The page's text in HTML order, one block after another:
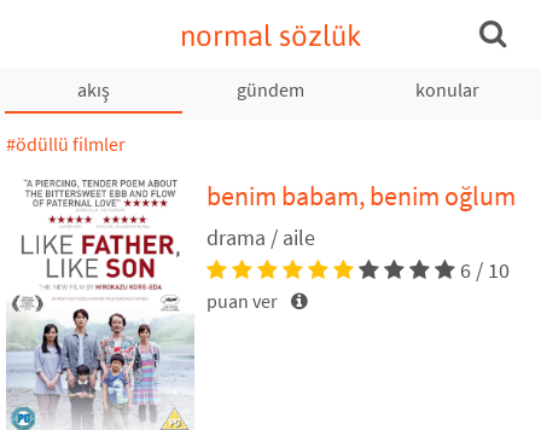
normal sözlük
akış gündem konular
#ödüllü filmler
benim babam, benim oğlum
drama / aile
6 / 10
puan ver